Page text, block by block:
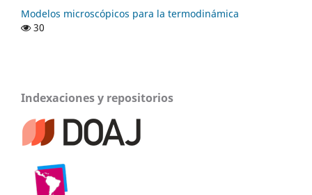
Modelos microscópicos para la termodinámica
30
Indexaciones y repositorios